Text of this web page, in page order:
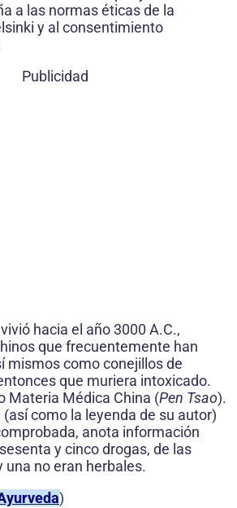
a las normas éticas de la
y al consentimiento
Publicidad
hacia el año 3000 A.C.,
que frecuentemente han
mismos como conejillos de
que muriera intoxicado.
Materia Médica China (Pen Tsao).
como la leyenda de su autor)
anota información
y cinco drogas, de las
una no eran herbales.
)